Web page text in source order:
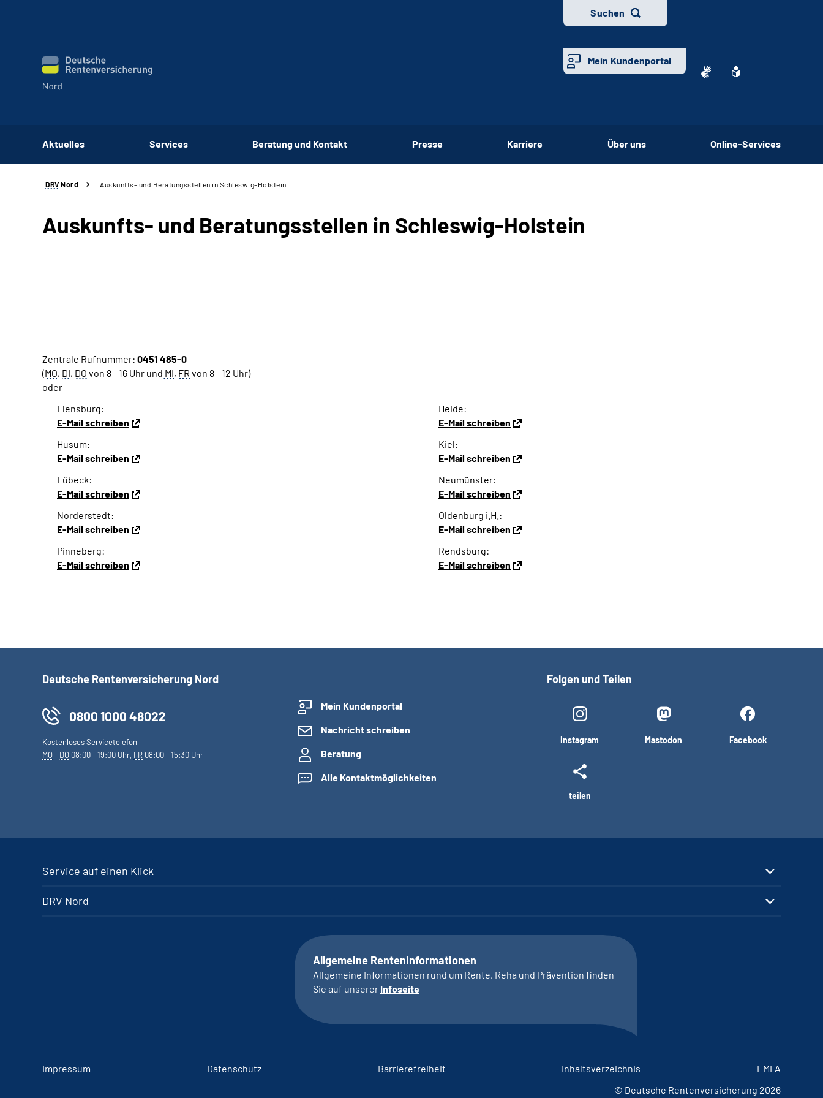
Suchen
Mein Kundenportal
Aktuelles Services Beratung und Kontakt Presse Karriere Über uns Online-Services
DRV Nord Auskunfts- und Beratungsstellen in Schleswig-Holstein
Auskunfts- und Beratungsstellen in Schleswig-Holstein
Zentrale Rufnummer: 0451 485-0
(MO, DI, DO von 8 - 16 Uhr und MI, FR von 8 - 12 Uhr)
oder
Flensburg:
E-Mail schreiben
Heide:
E-Mail schreiben
Husum:
E-Mail schreiben
Kiel:
E-Mail schreiben
Lübeck:
E-Mail schreiben
Neumünster:
E-Mail schreiben
Norderstedt:
E-Mail schreiben
Oldenburg i.H.:
E-Mail schreiben
Pinneberg:
E-Mail schreiben
Rendsburg:
E-Mail schreiben
Deutsche Rentenversicherung Nord
0800 1000 48022
Kostenloses Servicetelefon
MO- DO 08:00 - 19:00 Uhr, FR 08:00 - 15:30 Uhr
Mein Kundenportal
Nachricht schreiben
Beratung
Alle Kontaktmöglichkeiten
Folgen und Teilen
Instagram Mastodon Facebook
teilen
Service auf einen Klick
DRV Nord
Allgemeine Renteninformationen
Allgemeine Informationen rund um Rente, Reha und Prävention finden
Sie auf unserer Infoseite
Impressum Datenschutz Barrierefreiheit Inhaltsverzeichnis
EMFA
© Deutsche Rentenversicherung 2026